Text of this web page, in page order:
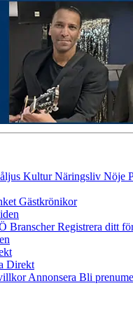
KulturNäringsliv Nöje
Gästkrönikor
BranscherRegistrera ditt
Direkt
Annonsera Bli